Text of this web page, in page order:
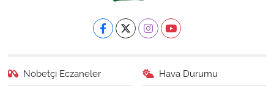
Nöbetçi Eczaneler Hava Durumu